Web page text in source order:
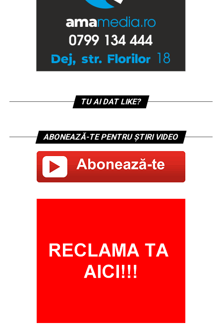
TU AI DAT LIKE?
ABONEAZĂ-TE PENTRU ȘTIRI VIDEO